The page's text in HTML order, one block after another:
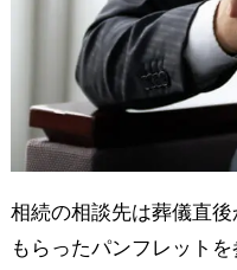
相続の相談先は葬儀直
もらったパンフレット